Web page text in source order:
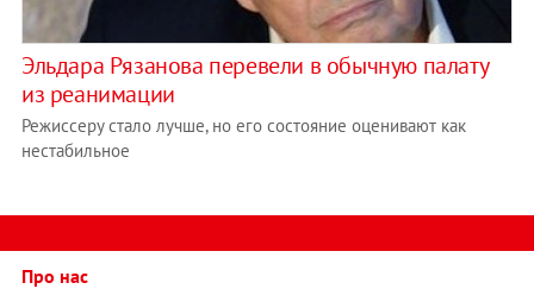
Эльдара Рязанова перевели в обычную палату
из реанимации
Режиссеру стало лучше, но его состояние оценивают как
нестабильное
Про нас